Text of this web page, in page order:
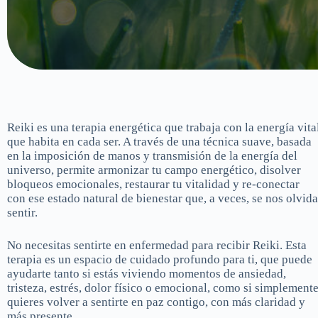
Reiki es una terapia energética que trabaja con la energía
que habita en cada ser. A través de una técnica suave, basada
en la imposición de manos y transmisión de la energía del
universo, permite armonizar tu campo energético, disolver
bloqueos emocionales, restaurar tu vitalidad y re-conectar
con ese estado natural de bienestar que, a veces, se nos olvida
sentir.
No necesitas sentirte en enfermedad para recibir Reiki. Esta
terapia es un espacio de cuidado profundo para ti, que puede
ayudarte tanto si estás viviendo momentos de ansiedad,
tristeza, estrés, dolor físico o emocional, como si simplemente
quieres volver a sentirte en paz contigo, con más claridad y